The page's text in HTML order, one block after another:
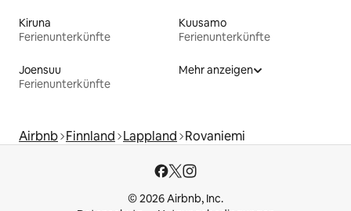
Kiruna
Ferienunterkünfte
Kuusamo
Ferienunterkünfte
Joensuu
Ferienunterkünfte
Mehr anzeigen
Airbnb Finnland Lappland Rovaniemi
© 2026 Airbnb, Inc.